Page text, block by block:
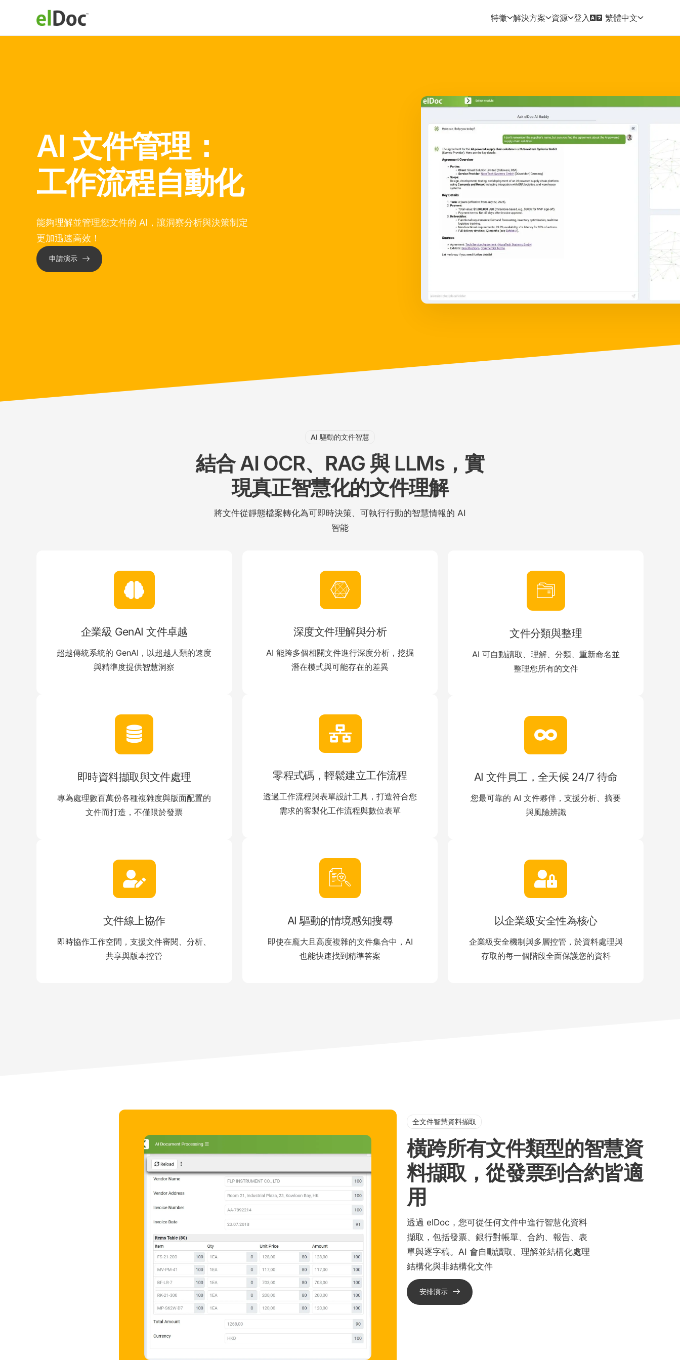
特徵 解決方案 資源 登入 繁體中文
AI 文件管理：
智慧資料擷取
工作流程自動化
能夠理解並管理您文件的 AI，讓洞察分析與決策制定
更加迅速高效！
申請演示
AI 驅動的文件智慧
結合 AI OCR、RAG 與 LLMs，實
現真正智慧化的文件理解
將文件從靜態檔案轉化為可即時決策、可執行行動的智慧情報的 AI
智能
企業級 GenAI 文件卓越
超越傳統系統的 GenAI，以超越人類的速度
與精準度提供智慧洞察
即時資料擷取與文件處理
專為處理數百萬份各種複雜度與版面配置的
文件而打造，不僅限於發票
文件線上協作
即時協作工作空間，支援文件審閱、分析、
共享與版本控管
深度文件理解與分析
AI 能跨多個相關文件進行深度分析，挖掘
潛在模式與可能存在的差異
零程式碼，輕鬆建立工作流程
透過工作流程與表單設計工具，打造符合您
需求的客製化工作流程與數位表單
AI 驅動的情境感知搜尋
即使在龐大且高度複雜的文件集合中，AI
也能快速找到精準答案
文件分類與整理
AI 可自動讀取、理解、分類、重新命名並
整理您所有的文件
AI 文件員工，全天候 24/7 待命
您最可靠的 AI 文件夥伴，支援分析、摘要
與風險辨識
以企業級安全性為核心
企業級安全機制與多層控管，於資料處理與
存取的每一個階段全面保護您的資料
全文件智慧資料擷取
橫跨所有文件類型的智慧資
料擷取，從發票到合約皆適
用
透過 elDoc，您可從任何文件中進行智慧化資料
擷取，包括發票、銀行對帳單、合約、報告、表
單與逐字稿。AI 會自動讀取、理解並結構化處理
結構化與非結構化文件
安排演示